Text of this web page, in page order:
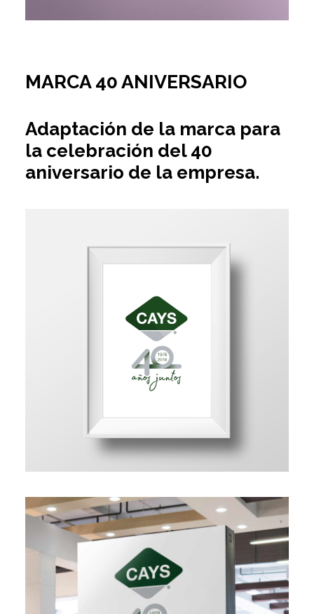
MARCA 40 ANIVERSARIO
Adaptación de la marca para
la celebración del 40
aniversario de la empresa.